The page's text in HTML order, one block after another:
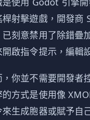
桿射擊遊戲，開發
已刻意禁用了除錯疊
開啟指令提示，編輯
，你並不需要開發者
的方式是使用像
來生成胞器或賦予自